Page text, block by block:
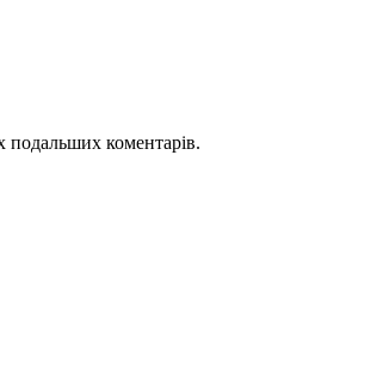
подальших коментарів.